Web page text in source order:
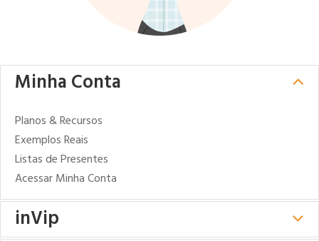
Minha Conta
Planos & Recursos
Exemplos Reais
Listas de Presentes
Acessar Minha Conta
inVip